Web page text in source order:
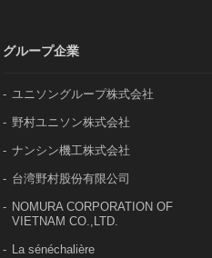
グループ企業
ユニソングループ株式会社
野村ユニソン株式会社
ナンシン機工株式会社
台湾野村股份有限公司
NOMURA CORPORATION OF
VIETNAM CO.,LTD.
La sénéchalière